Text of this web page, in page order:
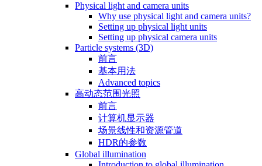
Physical light and camera units
Why use physical light and camera units?
Setting up physical light units
Setting up physical camera units
Particle systems (3D)
前言
基本用法
Advanced topics
高动态范围光照
前言
计算机显示器
场景线性和资源管道
HDR的参数
Global illumination